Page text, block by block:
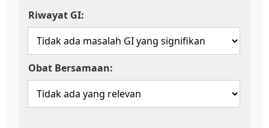
Riwayat GI:
Obat Bersamaan: